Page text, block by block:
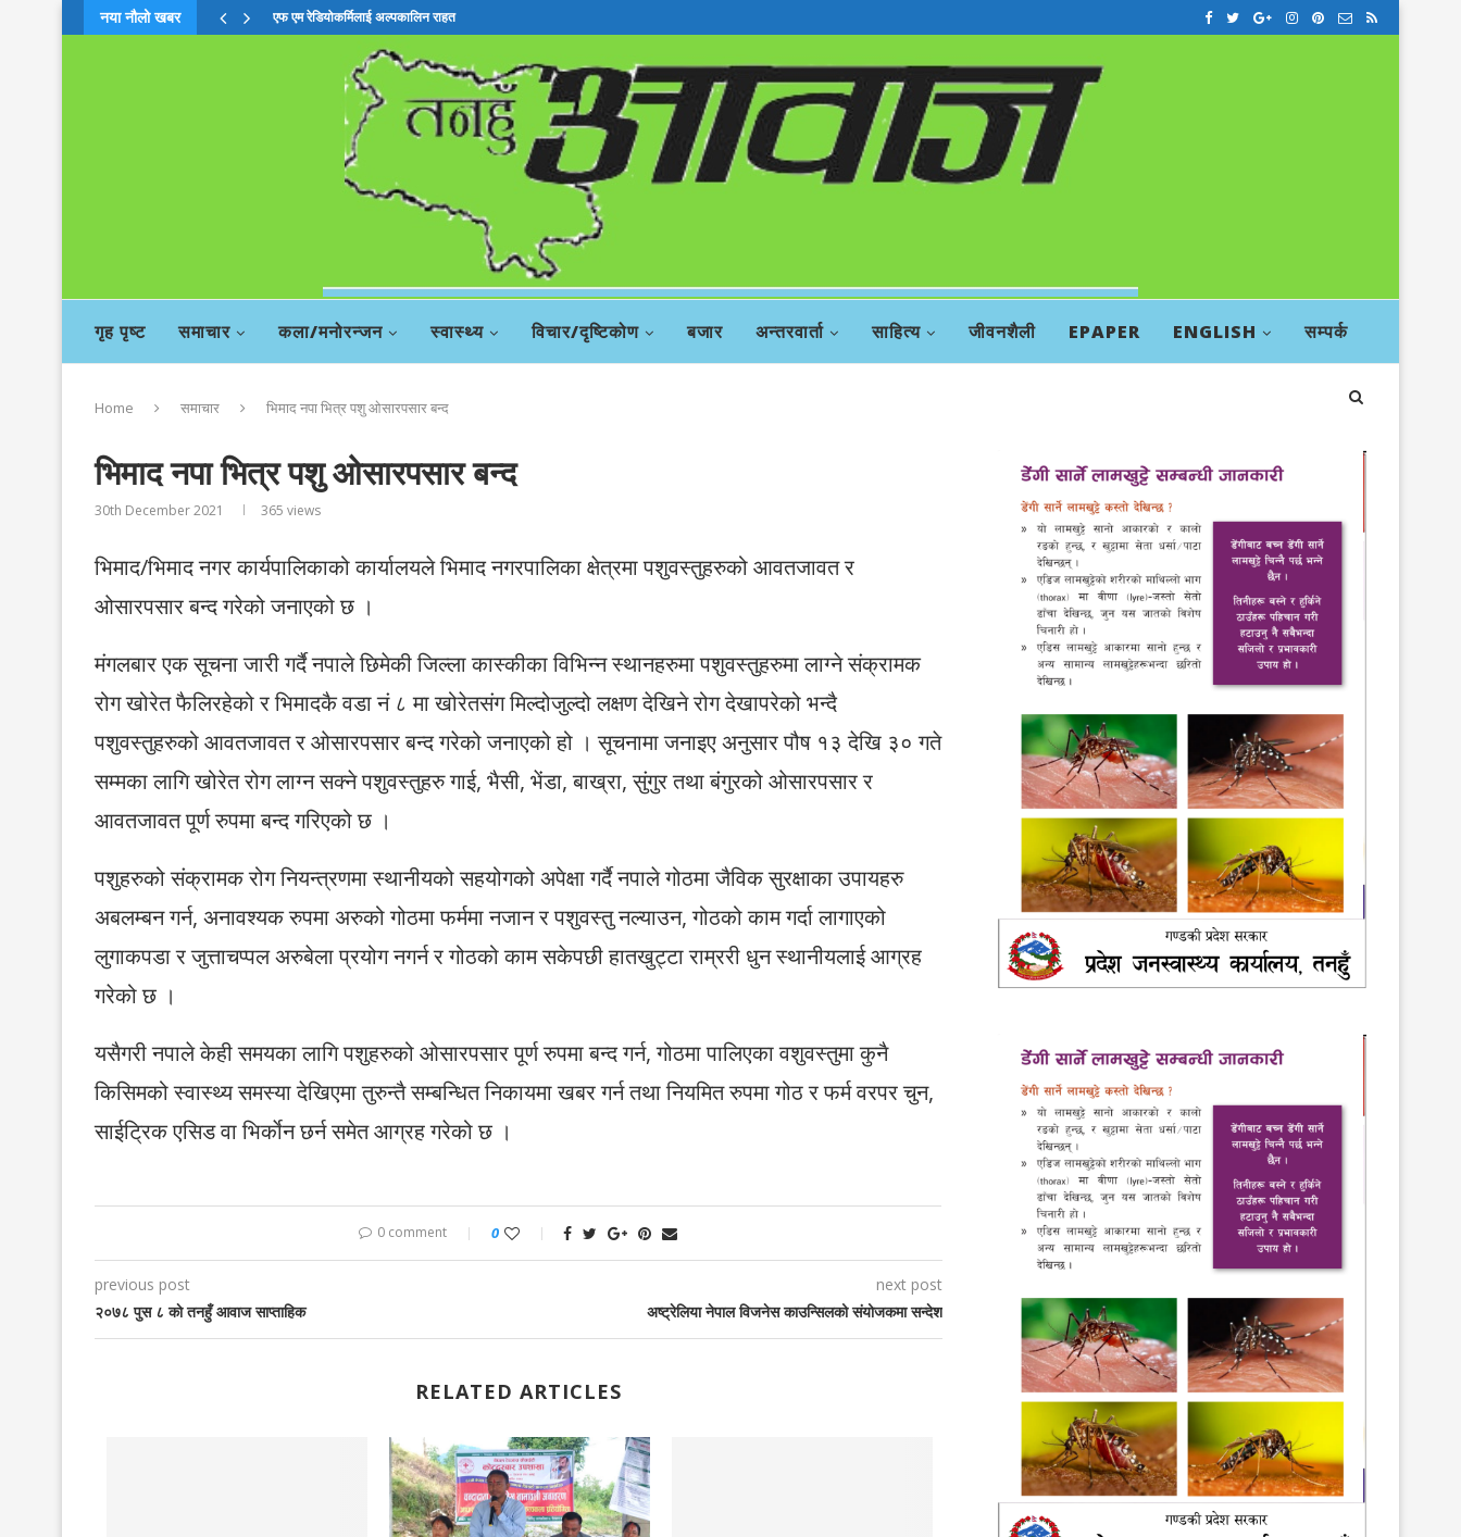
नया नौलो खबर एफ एम रेडियोकर्मिलाई अल्पकालिन राहत
गृह पृष्ट समाचार कला/मनोरन्जन स्वास्थ्य विचार/दृष्टिकोण बजार अन्तरवार्ता साहित्य जीवनशैली EPAPER ENGLISH सम्पर्क
Home समाचार भिमाद नपा भित्र पशु ओसारपसार बन्द
भिमाद नपा भित्र पशु ओसारपसार बन्द
30th December 2021 365 views
भिमाद/भिमाद नगर कार्यपालिकाको कार्यालयले भिमाद नगरपालिका क्षेत्रमा पशुवस्तुहरुको आवतजावत र
ओसारपसार बन्द गरेको जनाएको छ ।
मंगलबार एक सूचना जारी गर्दै नपाले छिमेकी जिल्ला कास्कीका विभिन्न स्थानहरुमा पशुवस्तुहरुमा लाग्ने संक्रामक
रोग खोरेत फैलिरहेको र भिमादकै वडा नं ८ मा खोरेतसंग मिल्दोजुल्दो लक्षण देखिने रोग देखापरेको भन्दै
पशुवस्तुहरुको आवतजावत र ओसारपसार बन्द गरेको जनाएको हो । सूचनामा जनाइए अनुसार पौष १३ देखि ३० गते
सम्मका लागि खोरेत रोग लाग्न सक्ने पशुवस्तुहरु गाई, भैसी, भेंडा, बाख्रा, सुंगुर तथा बंगुरको ओसारपसार र
आवतजावत पूर्ण रुपमा बन्द गरिएको छ ।
पशुहरुको संक्रामक रोग नियन्त्रणमा स्थानीयको सहयोगको अपेक्षा गर्दै नपाले गोठमा जैविक सुरक्षाका उपायहरु
अबलम्बन गर्न, अनावश्यक रुपमा अरुको गोठमा फर्ममा नजान र पशुवस्तु नल्याउन, गोठको काम गर्दा लागाएको
लुगाकपडा र जुत्ताचप्पल अरुबेला प्रयोग नगर्न र गोठको काम सकेपछी हातखुट्टा राम्ररी धुन स्थानीयलाई आग्रह
गरेको छ ।
यसैगरी नपाले केही समयका लागि पशुहरुको ओसारपसार पूर्ण रुपमा बन्द गर्न, गोठमा पालिएका वशुवस्तुमा कुनै
किसिमको स्वास्थ्य समस्या देखिएमा तुरुन्तै सम्बन्धित निकायमा खबर गर्न तथा नियमित रुपमा गोठ र फर्म वरपर चुन,
साईट्रिक एसिड वा भिर्काेन छर्न समेत आग्रह गरेको छ ।
0 comment 0
previous post
२०७८ पुस ८ काे तनहुँ आवाज साप्ताहिक
next post
अष्ट्रेलिया नेपाल विजनेस काउन्सिलको संयोजकमा सन्देश
RELATED ARTICLES
तउवासंघको महाधिवेशन फागुन दोश्रो
4th February 2021